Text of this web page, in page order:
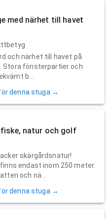
med närhet till havet
och närhet till havet på
Stora fönsterpartier och
b...
denna stuga →
natur och golf
skärgårdsnatur!
endast inom 250 meter.
och nä...
denna stuga →